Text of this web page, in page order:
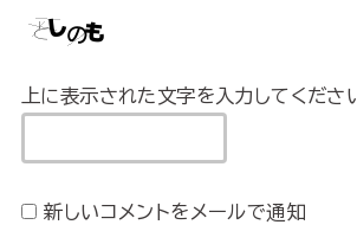
上に表示された文字を入力してくださ
新しいコメントをメールで通知